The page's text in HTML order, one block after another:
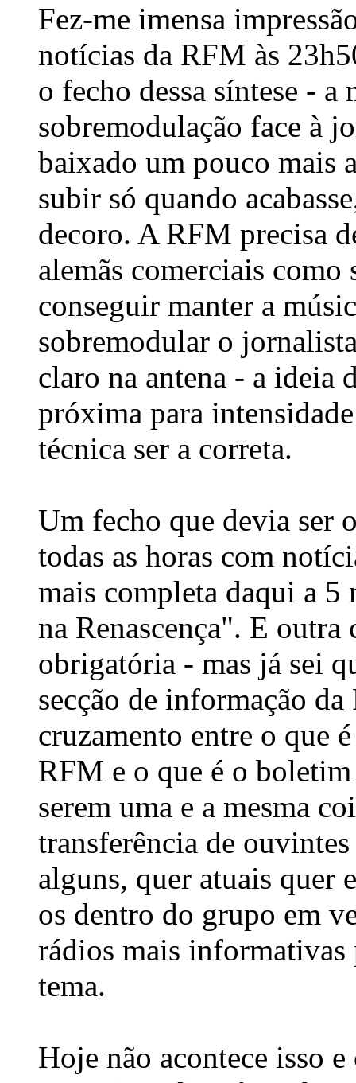
Fez-me imensa
notícias da RFM às
o fecho dessa síntese - a
sobremodulação face à
baixado um pouco mais
subir só quando
decoro. A RFM precisa
alemãs comerciais como
conseguir manter a
sobremodular o
claro na antena - a ideia
próxima para
técnica ser a correta.
Um fecho que devia ser
todas as horas com
mais completa daqui a 5
na Renascença". E outra
obrigatória - mas já sei
secção de informação
cruzamento entre o que
RFM e o que é o
serem uma e a mesma
transferência de ouvintes
alguns, quer atuais quer
os dentro do grupo em
rádios mais informativas
tema.
Hoje não acontece isso